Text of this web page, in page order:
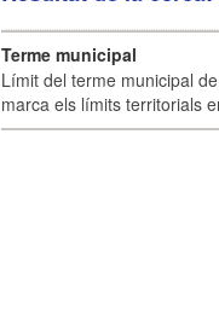
Terme municipal
Límit del terme municipal
marca els límits territorials